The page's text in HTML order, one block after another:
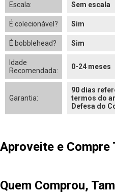
Escala: Sem escala
É colecionável? Sim
É bobblehead? Sim
Idade
Recomendada:
0-24 meses
Garantia:
90 dias
termos do
Defesa do
Aproveite e Compre
Quem Comprou,